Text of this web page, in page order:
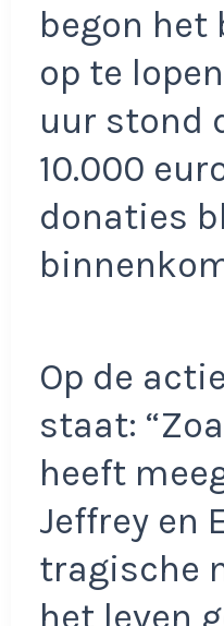
begon het
op te
uur stond
10.000
donaties
Op de
staat:
heeft
Jeffrey en
tragische